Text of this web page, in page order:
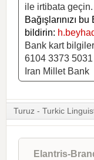
ile irtibata geçin.
Bağışlarınızı
bildirin:
Bank kart
6104 3373
Iran Millet Bank
Turuz - Turkic
Elantris-